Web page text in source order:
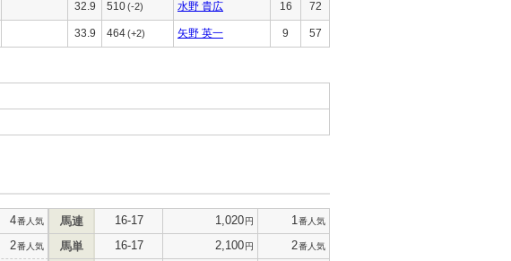
32.9 510(-2) 水野 貴広 16 72
33.9 464(+2) 矢野 英一 9 57
4番人気
2番人気
馬連 16-17 1,020円 1 番人気
馬単 16-17 2,100円 2番人気